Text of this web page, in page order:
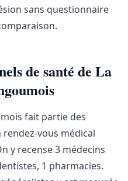
sans questionnaire
de santé de La
fait partie des
vous médical
y recense 3 médecins
1 pharmacies.